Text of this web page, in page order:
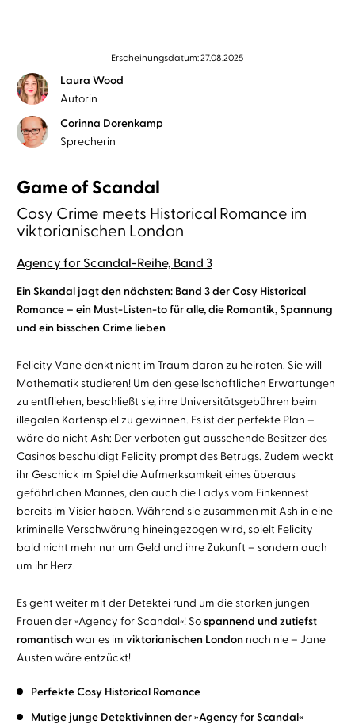
Erscheinungsdatum: 27.08.2025
Laura Wood
Autorin
Corinna Dorenkamp
Sprecherin
Game of Scandal
Cosy Crime meets Historical Romance im
viktorianischen London
Agency for Scandal-Reihe, Band 3
Ein Skandal jagt den nächsten: Band 3 der Cosy Historical
Romance – ein Must-Listen-to für alle, die Romantik, Spannung
und ein bisschen Crime lieben
Felicity Vane denkt nicht im Traum daran zu heiraten. Sie will
Mathematik studieren! Um den gesellschaftlichen Erwartungen
zu entfliehen, beschließt sie, ihre Universitätsgebühren beim
illegalen Kartenspiel zu gewinnen. Es ist der perfekte Plan –
wäre da nicht Ash: Der verboten gut aussehende Besitzer des
Casinos beschuldigt Felicity prompt des Betrugs. Zudem weckt
ihr Geschick im Spiel die Aufmerksamkeit eines überaus
gefährlichen Mannes, den auch die Ladys vom Finkennest
bereits im Visier haben. Während sie zusammen mit Ash in eine
kriminelle Verschwörung hineingezogen wird, spielt Felicity
bald nicht mehr nur um Geld und ihre Zukunft – sondern auch
um ihr Herz.
Es geht weiter mit der Detektei rund um die starken jungen
Frauen der »Agency for Scandal«! Sospannend und zutiefst
romantisch war es im viktorianischen London noch nie – Jane
Austen wäre entzückt!
Perfekte Cosy Historical Romance
Mutige junge Detektivinnen der »Agency for Scandal«